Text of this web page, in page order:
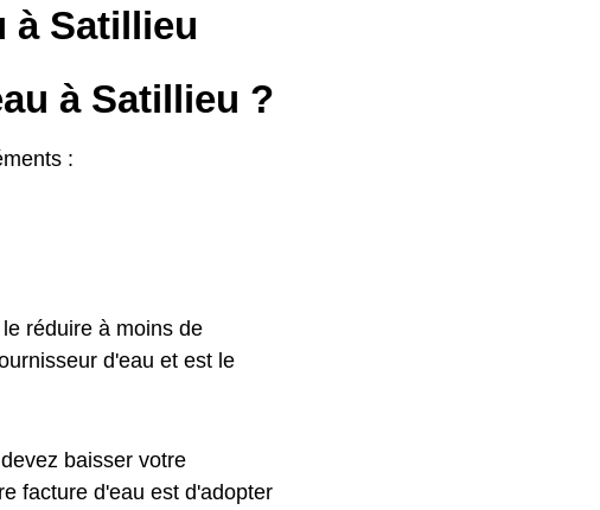
à Satillieu
à Satillieu ?
:
réduire à moins de
d'eau et est le
baisser votre
facture d'eau est d'adopter